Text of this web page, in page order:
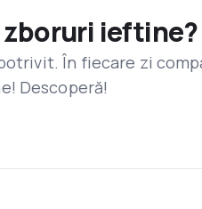
ieftine?
În fiecare zi
Descoperă!